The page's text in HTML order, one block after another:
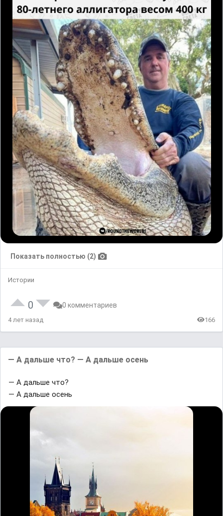
Показать полностью (2)
Истории
0 0 комментариев
4 лет назад 166
— A дaльшe чтo? — A дaльшe осень
— A дaльшe чтo?
— A дaльшe осень